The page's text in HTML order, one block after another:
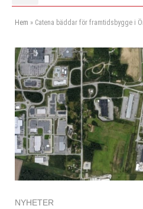
Hem » Catena bäddar för framtidsbygge i
NYHETER